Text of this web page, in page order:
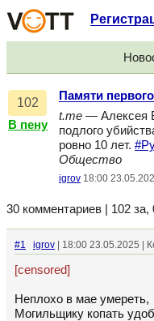
102
В пену
Памяти
t.me — Алексея
подлого
ровно 10 лет.
Общество
igrov 18:00
30 комментариев | 102 за,
#1 igrov | 18:00 23.05.2025 |
[censored]
Неплохо в мае умереть,
Могильщику копать